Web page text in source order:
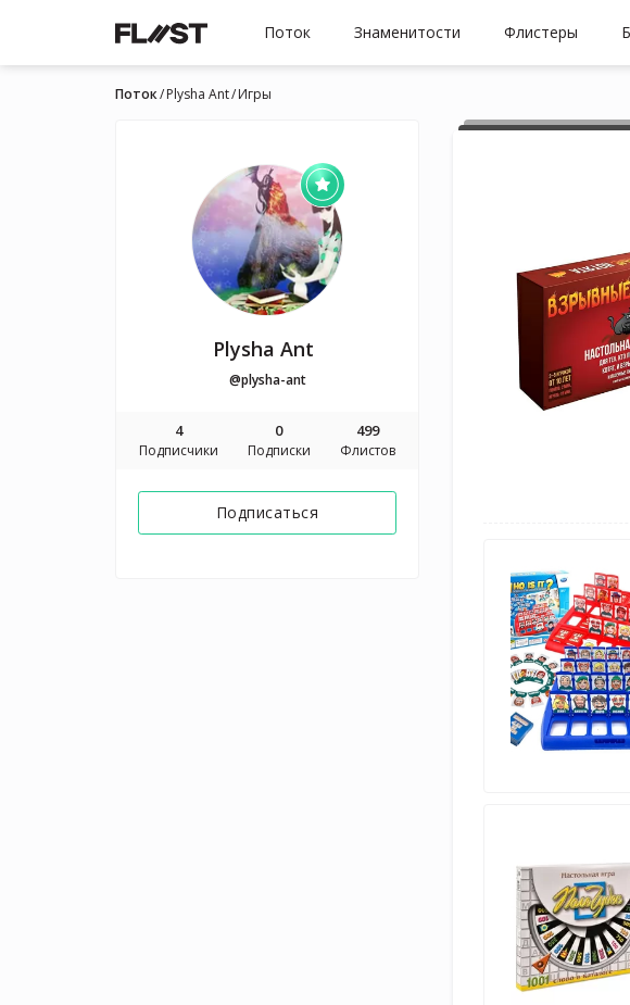
Поток Знаменитости Флистеры
Поток Plysha Ant Игры
Plysha Ant
@plysha-ant
4
Подписчики
0
Подписки
499
Флистов
Подписаться